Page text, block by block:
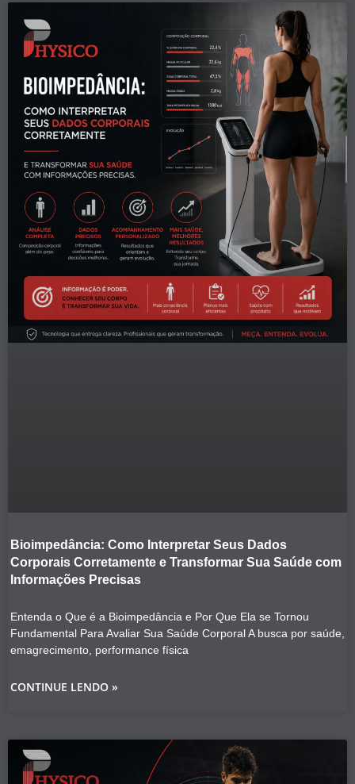
Bioimpedância: Como Interpretar Seus Dados
Corporais Corretamente e Transformar Sua Saúde com
Informações Precisas
Entenda o Que é a Bioimpedância e Por Que Ela se Tornou
Fundamental Para Avaliar Sua Saúde Corporal A busca por saúde,
emagrecimento, performance física
CONTINUE LENDO »